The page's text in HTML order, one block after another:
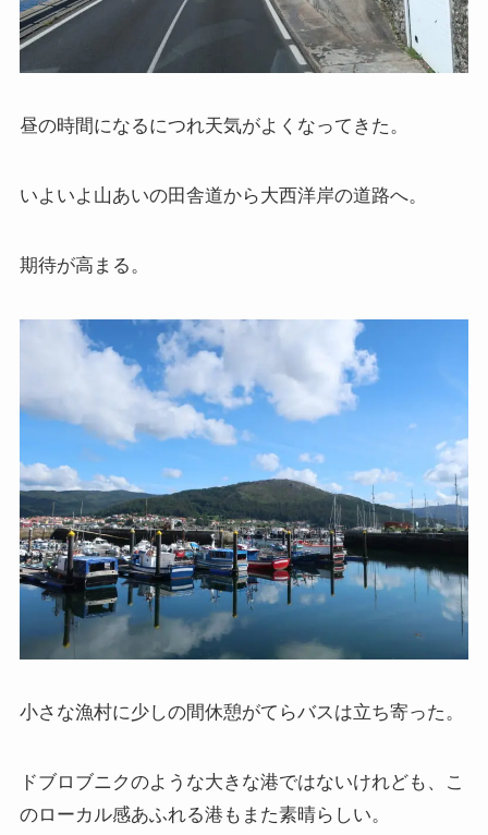
イタリア・バチカン編
キューバ編
リンク集
昼の時間になるにつれ天気がよくなってきた。
いよいよ山あいの田舎道から大西洋岸の道路へ。
期待が高まる。
小さな漁村に少しの間休憩がてらバスは立ち寄った。
ドブロブニクのような大きな港ではないけれども、こ
のローカル感あふれる港もまた素晴らしい。